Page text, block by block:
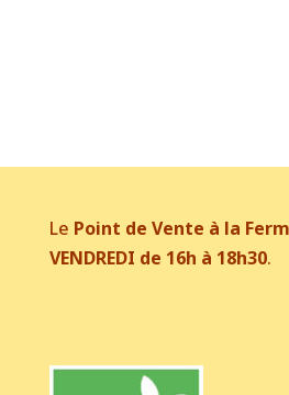
du
produit
Le Point de Vente à la
VENDREDI de 16h à 18h30.